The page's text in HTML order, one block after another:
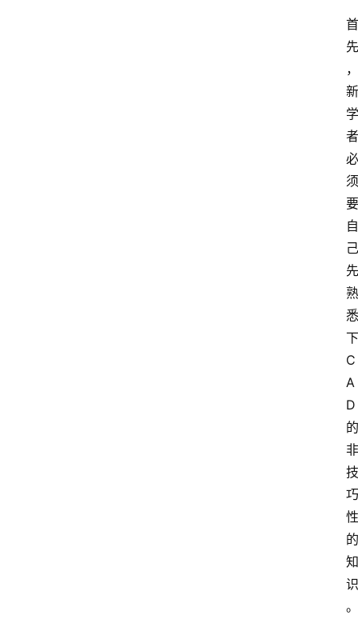
首
先
，
新
学
者
必
须
要
自
己
先
熟
悉
下
C
A
D
的
非
技
巧
性
的
知
识
。